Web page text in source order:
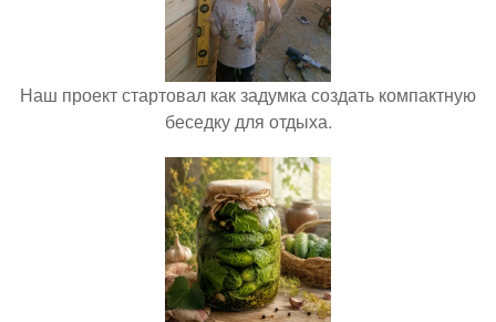
Наш проект стартовал как задумка создать компактную
беседку для отдыха.